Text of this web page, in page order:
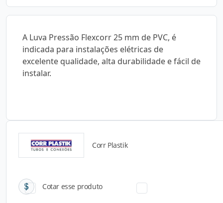
A Luva Pressão Flexcorr 25 mm de PVC, é
indicada para instalações elétricas de
excelente qualidade, alta durabilidade e fácil de
instalar.
Corr Plastik
Cotar esse produto
Catálogos para Download